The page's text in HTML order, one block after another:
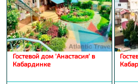
Гостевой дом 'Анастасия' в
Кабардинке